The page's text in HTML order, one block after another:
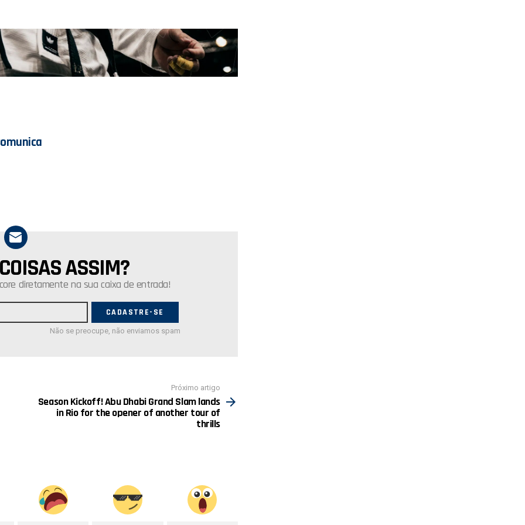
ASSIM?
diretamente na sua caixa de entrada!
Não se preocupe, não enviamos spam
Próximo artigo
Season Kickoff! Abu Dhabi Grand Slam lands
in Rio for the opener of another tour of
thrills